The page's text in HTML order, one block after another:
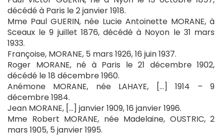
décédé à Paris le 2 janvier 1918.
Mme Paul GUERIN, née Lucie Antoinette MORANE, à
Sceaux le 9 juillet 1876, décédé à Noyon le 31 mars
1933.
Françoise, MORANE, 5 mars 1926, 16 juin 1937.
Roger MORANE, né à Paris le 21 décembre 1902,
décédé le 18 décembre 1960.
Anémone MORANE, née LAHAYE, […] 1914 – 9
décembre 1984.
Jean MORANE, […] janvier 1909, 16 janvier 1996.
Mme Robert MORANE, née Madelaine, OUSTRIC, 2
mars 1905, 5 janvier 1995.